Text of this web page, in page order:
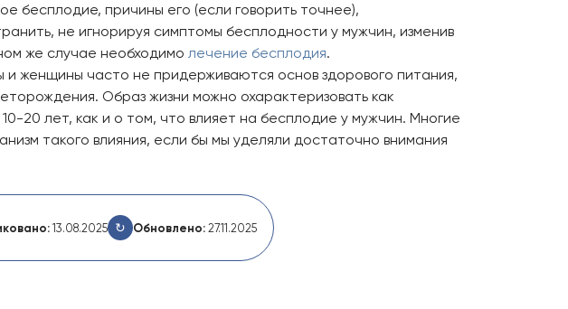
бесплодие, причины его (если говорить точнее),
не игнорируя симптомы бесплодности у мужчин, изменив
же случае необходимо лечение бесплодия.
женщины часто не придерживаются основ здорового питания,
Образ жизни можно охарактеризовать как
20 лет, как и о том, что влияет на бесплодие у мужчин. Многие
такого влияния, если бы мы уделяли достаточно внимания
13.08.2025 ↻ Обновлено:27.11.2025